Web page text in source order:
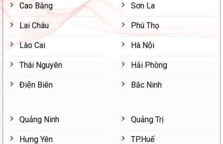
Cao Bằng
Lai Châu
Lào Cai
Thái Nguyên
Điện Biên
Sơn La
Phú Thọ
Hà Nội
Hải Phòng
Bắc Ninh
Quảng Ninh
Hưng Yên
Quảng Trị
TP.Huế